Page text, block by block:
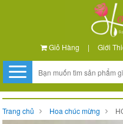
Giỏ Hàng | Giới
Trang chủ Hoa chúc mừng